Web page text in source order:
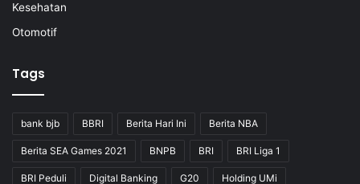
Kesehatan
Otomotif
Tags
bank bjb BBRI Berita Hari Ini Berita NBA
Berita SEA Games 2021 BNPB BRI BRI Liga 1
BRI Peduli Digital Banking G20 Holding UMi